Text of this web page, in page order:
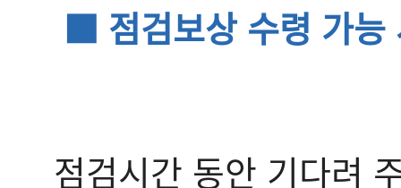
■ 점검보상 수령 가능
점검시간 동안 기다려